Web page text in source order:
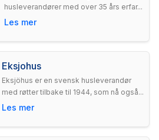
husleverandører med over 35 års erfar...
Les mer
Eksjohus
Eksjöhus er en svensk husleverandør
med røtter tilbake til 1944, som nå også...
Les mer